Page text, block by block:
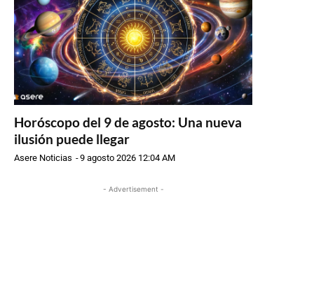
Horóscopo del 9 de agosto: Una nueva
ilusión puede llegar
Asere Noticias -9 agosto 2026 12:04 AM
- Advertisement -